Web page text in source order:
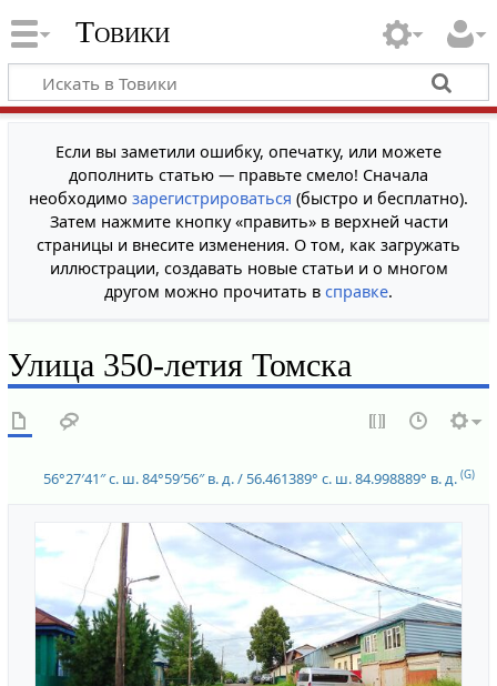
Товики
Если вы заметили ошибку, опечатку, или можете
дополнить статью — правьте смело! Сначала
необходимо зарегистрироваться (быстро и бесплатно).
Затем нажмите кнопку «править» в верхней части
страницы и внесите изменения. О том, как загружать
иллюстрации, создавать новые статьи и о многом
другом можно прочитать в справке.
Улица 350-летия Томска
56°27′41″ с. ш.84°59′56″ в. д./ 56.461389° с. ш.84.998889° в. д. (G)